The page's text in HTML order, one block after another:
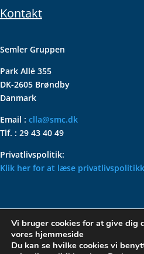
Kontakt
Semler Gruppen
Park Allé 355
DK-2605 Brøndby
Danmark
Email : clla@smc.dk
Tlf. : 29 43 40 49
Privatlivspolitik:
Klik her for at læse
PARTS –
KLASSISKE
Vi bruger cookies for at give dig
vores hjemmeside
Du kan se hvilke cookies vi